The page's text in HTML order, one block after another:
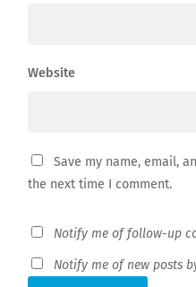
Website
Save my name, email,
the next time I comment.
Notify me of follow-up
Notify me of new posts